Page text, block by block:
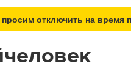
отключить на время